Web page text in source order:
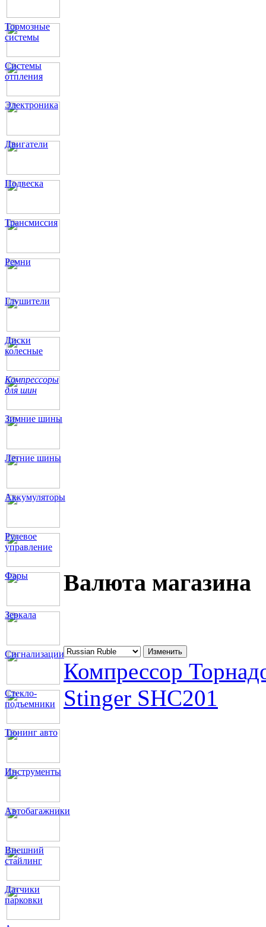
Тормозные
системы
Системы
отпления
Электроника
Двигатели
Подвеска
Трансмиссия
Ремни
Глушители
Диски
колесные
Компрессоры
для шин
Зимние шины
Летние шины
Аккумуляторы
Рулевое
управление
Фары
Зеркала
Сигнализации
Стекло-
подъемники
Тюнинг авто
Инструменты
Автобагажники
Внешний
стайлинг
Датчики
парковки
Валюта магазина
Компрессор
Stinger SHC201